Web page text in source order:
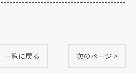
一覧に戻る 次のページ >